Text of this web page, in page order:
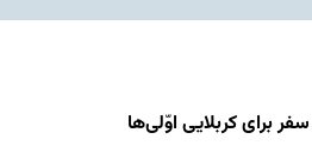
برای کربلایی اوّلی‌ها